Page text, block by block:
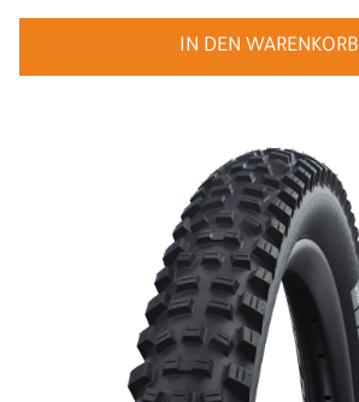
IN DEN WARENKORB